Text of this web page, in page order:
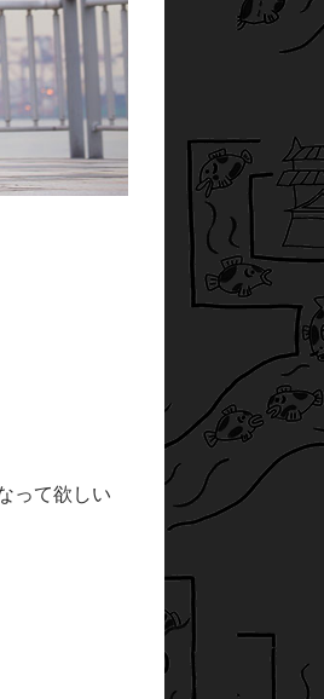
って欲しい